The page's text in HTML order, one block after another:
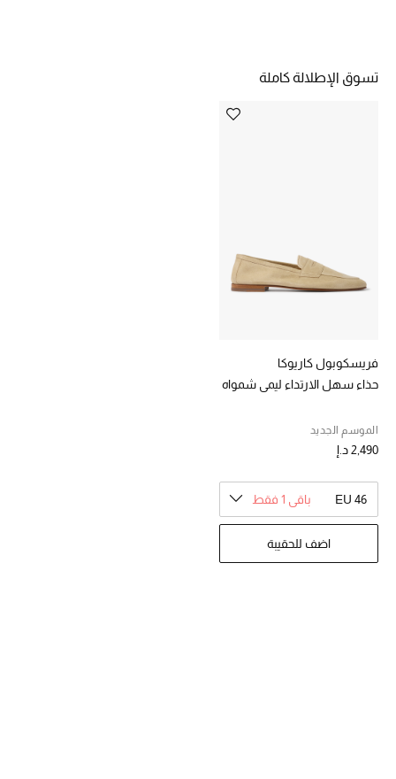
تشكيلة المناسبات للنساء
تشكيلة الأعراس
حقائب وأحذية متطابقة
ركن الفخامة
جميع الملابس النسائية
تسوق الإطلالة كاملة
فريسكوبول كاريوكا
حذاء سهل الارتداء ليمي شمواه
الموسم الجديد
2,490 د.إ
EU 46 باقي 1 فقط
اضف للحقيبة